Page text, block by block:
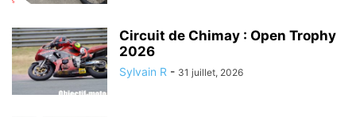
Circuit de Chimay : Open Trophy
2026
Sylvain R - 31 juillet, 2026